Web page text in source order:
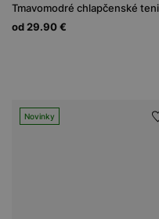
od 29.90 €
Novinky